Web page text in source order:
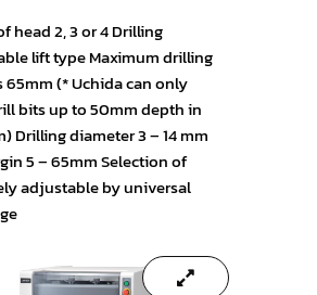
head 2, 3 or 4 Drilling
lift type Maximum drilling
65mm (* Uchida can only
bits up to 50mm depth in
Drilling diameter 3 – 14 mm
5 – 65mm Selection of
adjustable by universal